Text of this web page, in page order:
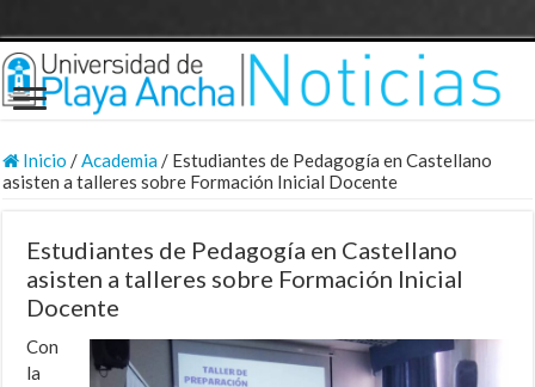
Inicio /Academia/ Estudiantes de Pedagogía en Castellano
asisten a talleres sobre Formación Inicial Docente
Estudiantes de Pedagogía en Castellano
asisten a talleres sobre Formación Inicial
Docente
Con
la